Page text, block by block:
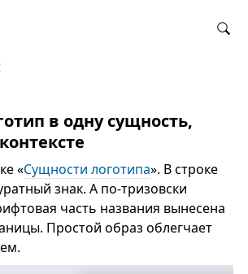
в одну сущность,
«Сущности логотипа». В строке
знак. А по-тризовски
часть названия вынесена
Простой образ облегчает